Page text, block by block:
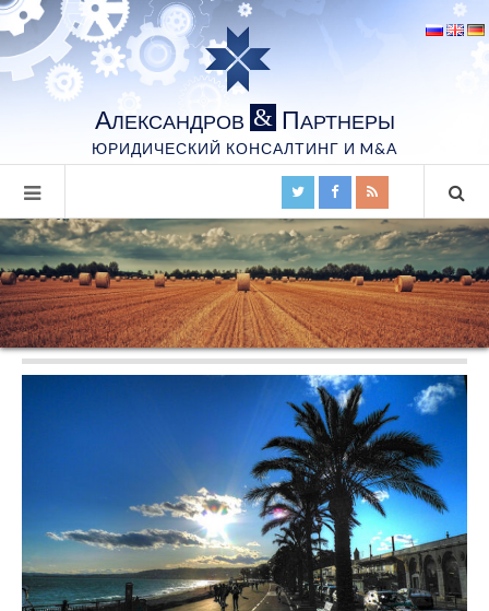
АЛЕКСАНДРОВ & ПАРТНЕРЫ
ЮРИДИЧЕСКИЙ КОНСАЛТИНГ И M&A